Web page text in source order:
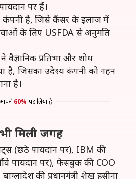
पर हैं।
कंपनी है, जिसे कैंसर के इलाज में
के लिए USFDA से अनुमति
वैज्ञानिक प्रतिभा और शोध
है, जिसका उदेश्य कंपनी को गहन
है।
आपने 60% पढ़ लिया है
भी मिली जगह
(छठे पायदान पर), IBM की
(नौंवे पायदान पर), फेसबुक की COO
की प्रधानमंत्री शेख हसीना